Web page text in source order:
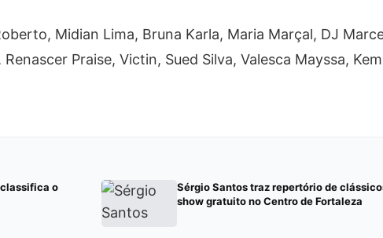
Midian Lima, Bruna Karla, Maria Marçal, DJ
Praise, Victin, Sued Silva, Valesca Mayssa,
o
Sérgio Santos traz repertório de
show gratuito no Centro de Fortaleza